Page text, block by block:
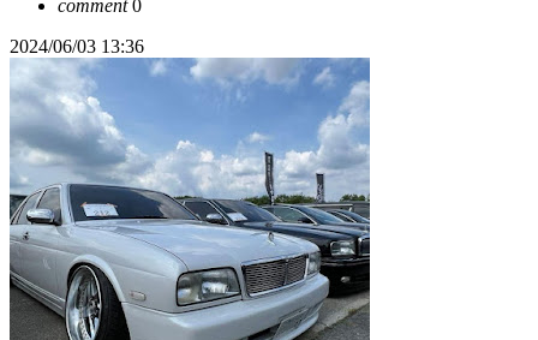
comment0
2024/06/03 13:36